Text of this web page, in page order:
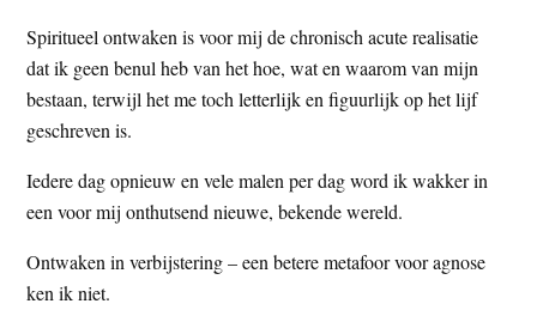
Spiritueel ontwaken is voor mij de chronisch acute realisatie
dat ik geen benul heb van het hoe, wat en waarom van mijn
bestaan, terwijl het me toch letterlijk en figuurlijk op het lijf
geschreven is.
Iedere dag opnieuw en vele malen per dag word ik wakker in
een voor mij onthutsend nieuwe, bekende wereld.
Ontwaken in verbijstering – een betere metafoor voor agnose
ken ik niet.